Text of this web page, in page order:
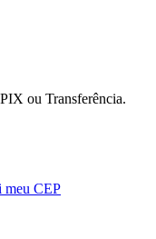
ou Transferência.
meu CEP